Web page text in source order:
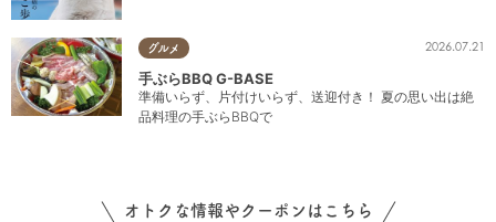
グルメ 2026.07.21
手ぶらBBQ G-BASE
準備いらず、片付けいらず、送迎付き！ 夏の思い出は絶
品料理の手ぶらBBQで
オトクな情報やクーポンはこちら